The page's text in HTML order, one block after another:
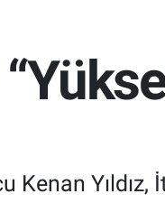
Yıldız,